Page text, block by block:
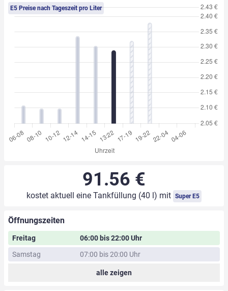
E5 Preise nach Tageszeit pro Liter
91.56 €
kostet aktuell eine Tankfüllung (40 l) mit Super E5
Öffnungszeiten
Freitag
06:00 bis 22:00 Uhr
Samstag
07:00 bis 20:00 Uhr
alle zeigen